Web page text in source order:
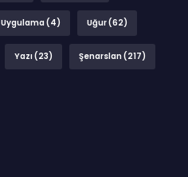
Uygulama(4) Uğur(62)
Yazı(23) Şenarslan(217)